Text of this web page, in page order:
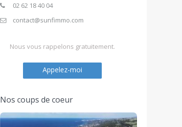
02 62 18 40 04
contact@sunfimmo.com
Nous vous rappelons gratuitement.
Appelez-moi
Nos coups de coeur